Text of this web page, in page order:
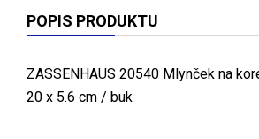
POPIS PRODUKTU
ZASSENHAUS 20540 Mlynček na
20 x 5.6 cm / buk